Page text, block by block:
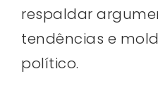
respaldar
tendências e
político.